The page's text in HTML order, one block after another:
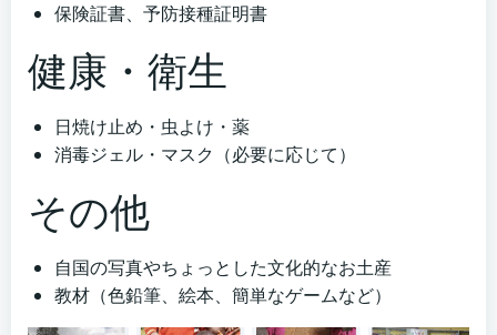
保険証書、予防接種証明書
健康・衛生
日焼け止め・虫よけ・薬
消毒ジェル・マスク（必要に応じて）
その他
自国の写真やちょっとした文化的なお土産
教材（色鉛筆、絵本、簡単なゲームなど）